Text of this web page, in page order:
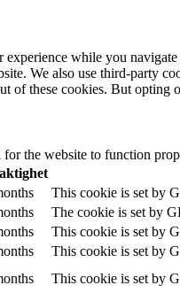
while you
We also use third-party
of these cookies. But
for the website to function
This cookie is set by
The cookie is set by
This cookie is set by
This cookie is set by
This cookie is set by